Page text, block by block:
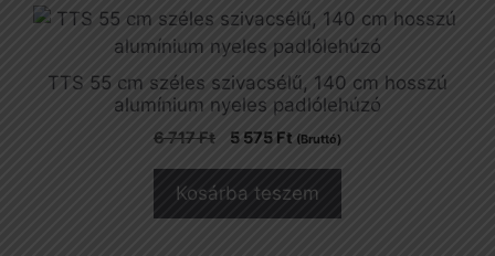
TTS 55 cm széles szivacsélű, 140 cm hosszú
alumínium nyeles padlólehúzó
6 717Ft
Original
was:
6
5 575 Ft Current
5
(Bruttó)
Kosárba teszem